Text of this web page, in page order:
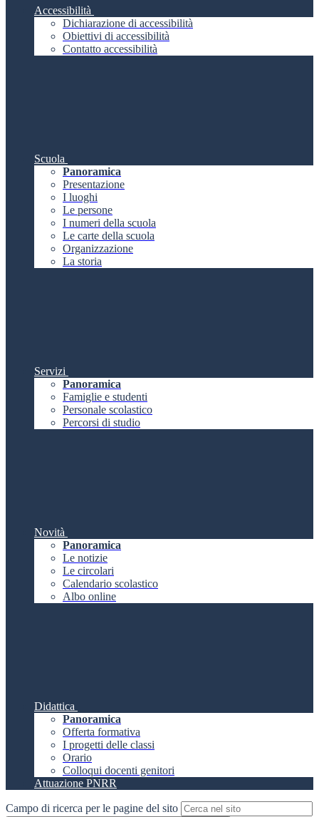
Accessibilità
Dichiarazione di accessibilità
Obiettivi di accessibilità
Contatto accessibilità
Scuola
Panoramica
Presentazione
I luoghi
Le persone
I numeri della scuola
Le carte della scuola
Organizzazione
La storia
Servizi
Panoramica
Famiglie e studenti
Personale scolastico
Percorsi di studio
Novità
Panoramica
Le notizie
Le circolari
Calendario scolastico
Albo online
Didattica
Panoramica
Offerta formativa
I progetti delle classi
Orario
Colloqui docenti genitori
Attuazione PNRR
Campo di ricerca per le pagine del sito